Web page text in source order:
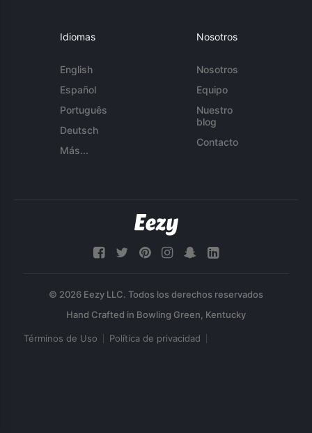
Idiomas
English
Español
Português
Deutsch
Más...
Nosotros
Nosotros
Equipo
Nuestro
blog
Contacto
© 2026 Eezy LLC. Todos los derechos reservados
Términos de Uso Política de privacidad